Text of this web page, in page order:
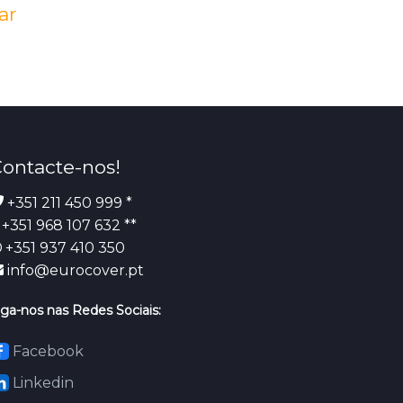
nos!
+351 211 450 999 *
968 107 632 **
+351 937 410 350
info@eurocover.pt
nos nas Redes Sociais:
Facebook
Linkedin